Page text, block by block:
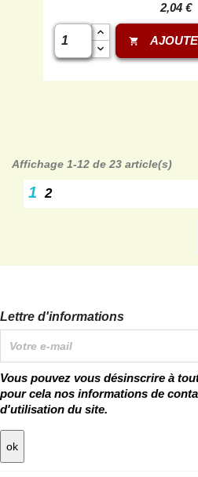
2,04 €
shopping_cart
Affichage 1-12 de 23 article(s)
1 2
Lettre d'informations
Vous pouvez vous désinscrire à
pour cela nos informations de
d'utilisation du site.